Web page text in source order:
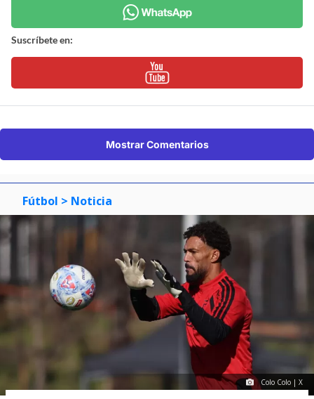
Suscríbete en:
Mostrar Comentarios
Fútbol > Noticia
Colo Colo | X